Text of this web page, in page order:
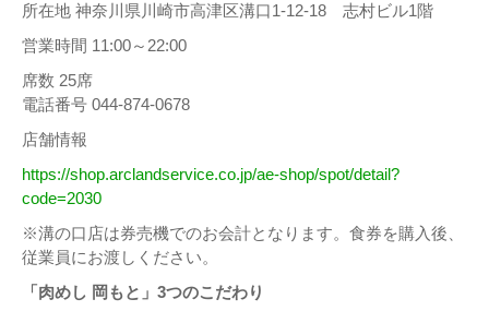
所在地 神奈川県川崎市高津区溝口1-12-18 志村ビル1階
営業時間 11:00～22:00
席数 25席
電話番号 044-874-0678
店舗情報
https://shop.arclandservice.co.jp/ae-shop/spot/detail?
code=2030
※溝の口店は券売機でのお会計となります。食券を購入後、
従業員にお渡しください。
「肉めし 岡もと」3つのこだわり